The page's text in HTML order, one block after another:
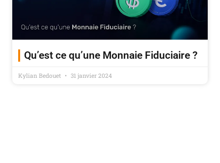
Qu’est ce qu’une Monnaie Fiduciaire ?
Kylian Bedouet 31 janvier 2024